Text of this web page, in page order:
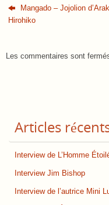
Mangado – Jojolion
Hirohiko
Les commentaires sont
Articles
Interview de L’Homme
Interview Jim Bishop
Interview de l’autrice Mini